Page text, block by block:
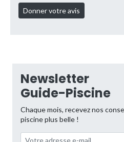
Newsletter
Guide-Piscine
Chaque mois, recevez nos
piscine plus belle !